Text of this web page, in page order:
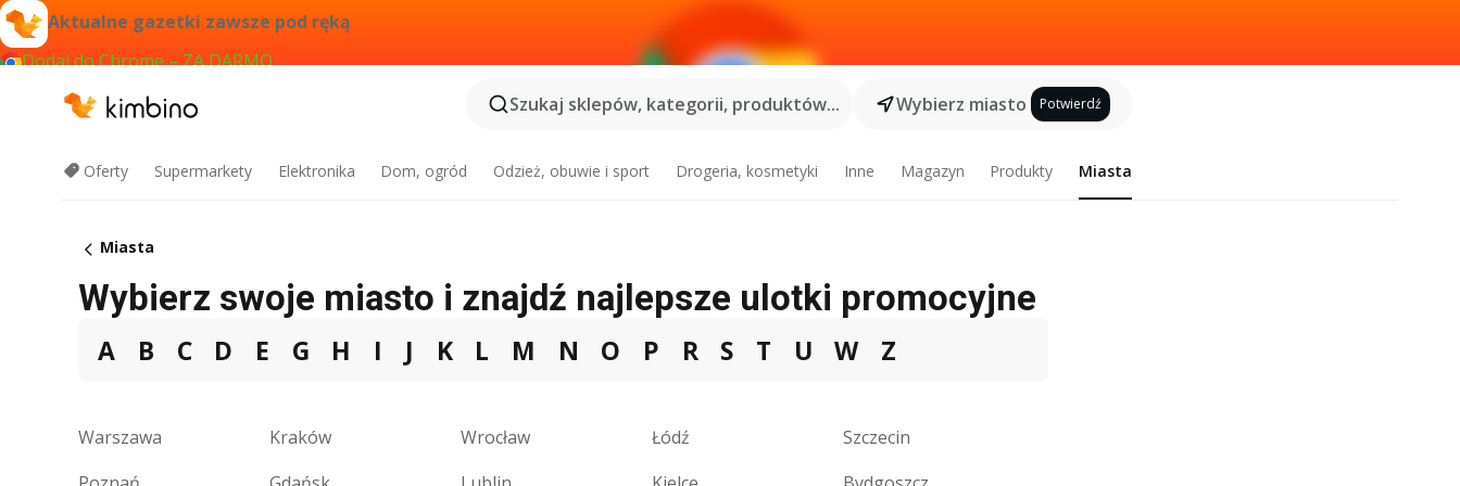
Aktualne gazetki zawsze pod ręką
Dodaj do Chrome – ZA DARMO
Szukaj sklepów, kategorii, produktów...
Wybierz miasto Potwierdź
Oferty Supermarkety Elektronika Dom, ogród Odzież, obuwie i sport Drogeria, kosmetyki Inne Magazyn Produkty Miasta
Miasta
Wybierz swoje miasto i znajdź najlepsze ulotki promocyjne
A B C D E G H I J K L M N O P R S T U W Z
Warszawa Kraków Wrocław Łódź
Szczecin